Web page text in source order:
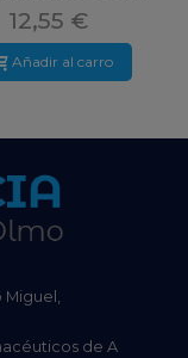
12,55 €
Añadir al carro
Miguel,
de A